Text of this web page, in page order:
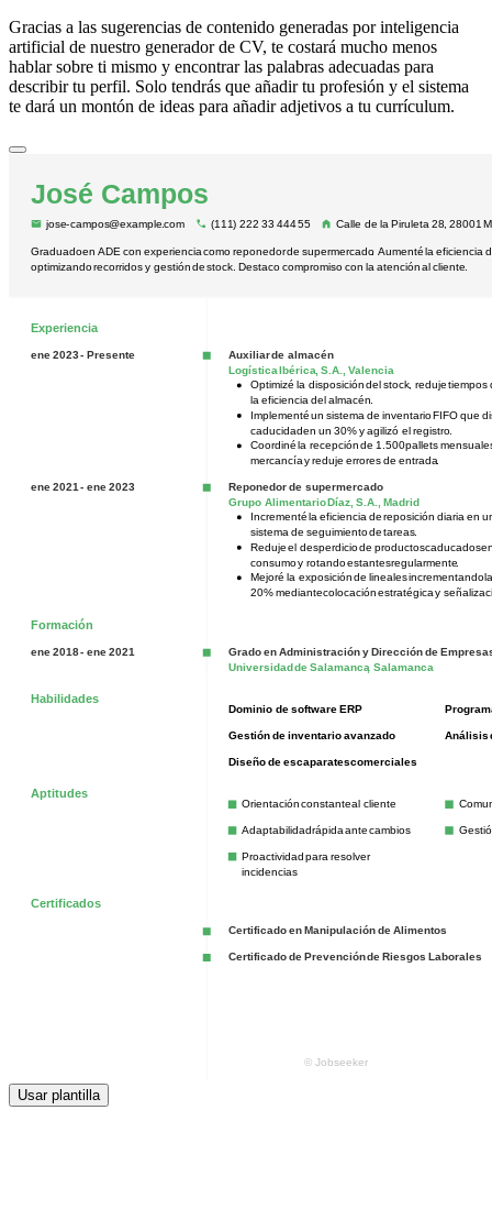
Gracias a las sugerencias de contenido generadas por inteligencia
artificial de nuestro generador de CV, te costará mucho menos
hablar sobre ti mismo y encontrar las palabras adecuadas para
describir tu perfil. Solo tendrás que añadir tu profesión y el sistema
te dará un montón de ideas para añadir adjetivos a tu currículum.
Usar plantilla